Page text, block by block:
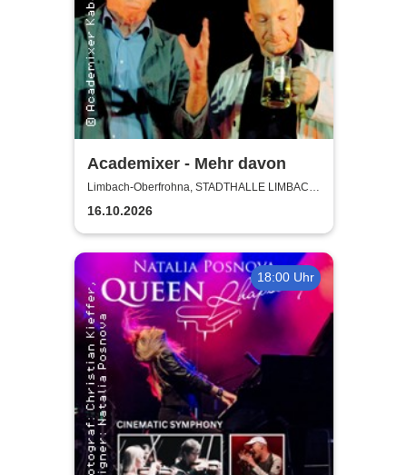
Academixer - Mehr davon
Limbach-Oberfrohna, STADTHALLE LIMBACH-
OBERFROHNA
16.10.2026
18:00 Uhr